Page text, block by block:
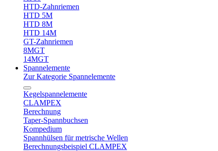
HTD-Zahnriemen
HTD 5M
HTD 8M
HTD 14M
GT-Zahnriemen
8MGT
14MGT
Spannelemente
Zur Kategorie Spannelemente
Kegelspannelemente
CLAMPEX
Berechnung
Taper-Spannbuchsen
Kompedium
Spannhülsen für metrische Wellen
Berechnungsbeispiel CLAMPEX